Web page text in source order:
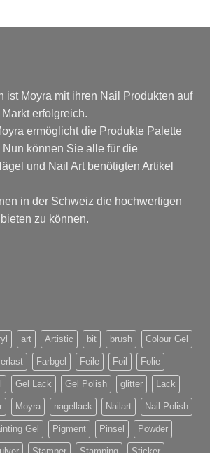
ist Moyra mit ihren Nail Produkten auf
erfolgreich.
ermöglicht die Produkte Palette
können Sie alle für die
und Nail Art benötigten Artikel
in der Schweiz die hochwertigen
zu können.
art Artistic bit brush Colour Gel
Farbgel Feile Foil Folie
Gel Lack Gel Polish glitter Lack
Moyra nagellack Nailart Nail Polish
Gel Pigment Pinsel Powder